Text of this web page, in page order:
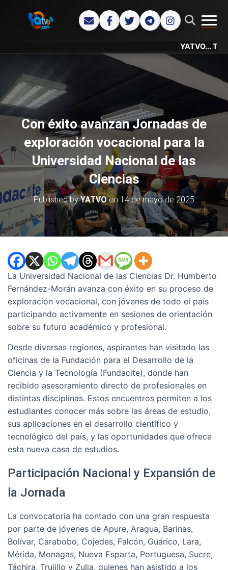
YATVO... Tu Canal
Con éxito avanzan Jornadas de
exploración vocacional para la
Universidad Nacional de las
Ciencias
Published byYATVOon 14 de mayo de 2025
La Universidad Nacional de las Ciencias Dr. Humberto
Fernández-Morán avanza con éxito en su proceso de
exploración vocacional, con jóvenes de todo el país
participando activamente en sesiones de orientación
sobre su futuro académico y profesional.
Desde diversas regiones, aspirantes han visitado las
oficinas de la Fundación para el Desarrollo de la
Ciencia y la Tecnología (Fundacite), donde han
recibido asesoramiento directo de profesionales en
distintas disciplinas. Estos encuentros permiten a los
estudiantes conocer más sobre las áreas de estudio,
sus aplicaciones en el desarrollo científico y
tecnológico del país, y las oportunidades que ofrece
esta nueva casa de estudios.
Participación Nacional y Expansión de
la Jornada
La convocatoria ha contado con una gran respuesta
por parte de jóvenes de Apure, Aragua, Barinas,
Bolívar, Carabobo, Cojedes, Falcón, Guárico, Lara,
Mérida, Monagas, Nueva Esparta, Portuguesa, Sucre,
Táchira, Trujillo y Zulia, quienes han asistido a los